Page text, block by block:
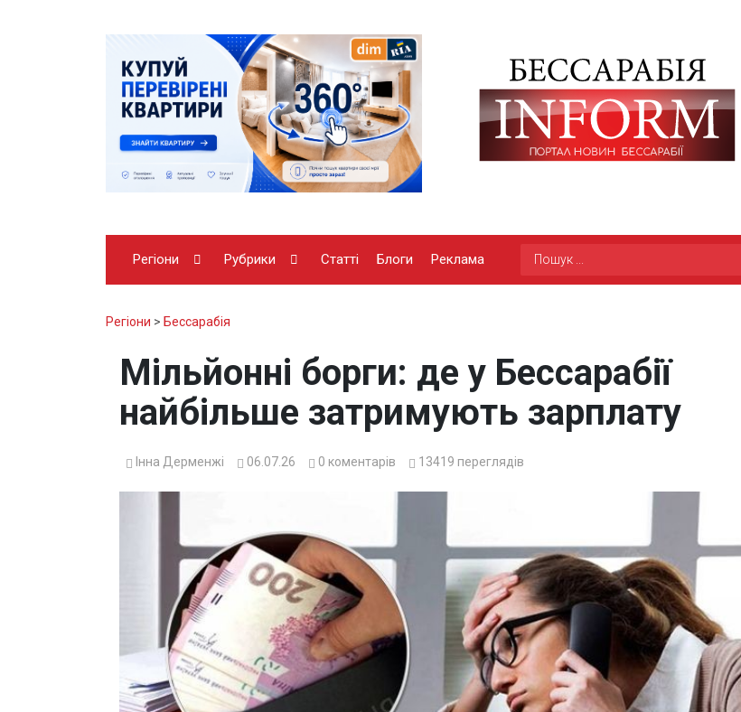
Регіони Рубрики Статті Блоги Реклама
Регіони > Бессарабія
Мільйонні борги: де у Бессарабії
найбільше затримують зарплату
Інна Дерменжі 06.07.26 0 коментарів 13419 переглядів